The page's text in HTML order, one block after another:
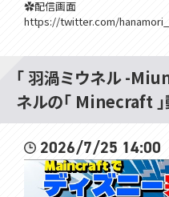
✿配信画面
https://twitter.com/
･････････････････････････
✿個人Vtuberグループ「VOMS
ム配信モンスター、羽渦ミウネル
✿ゲームが大好きな自称バーチ
ーゲームを中心に遊ばせて頂い
「 羽渦ミウネル -
ネルの「 Minecraft
2026/7/25 14:00